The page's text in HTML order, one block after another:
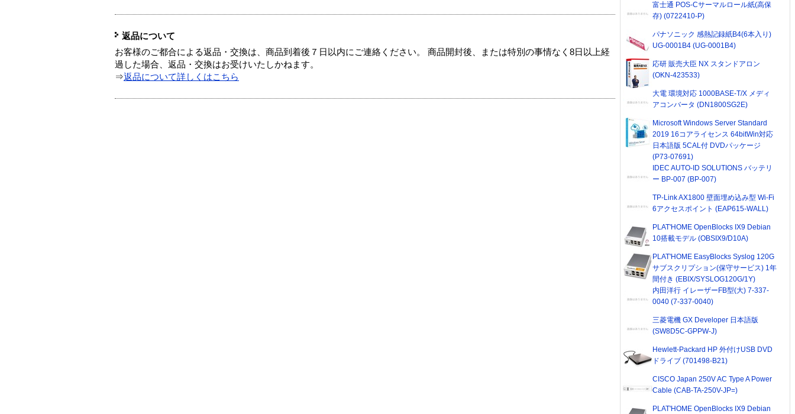
返品について
お客様のご都合による返品・交換は、商品到着後７日以内にご連絡ください。 商品開封後、または特別の事情なく8日以上経
過した場合、返品・交換はお受けいたしかねます。
⇒返品について詳しくはこちら
富士通 POS-Cサーマルロール紙(高保
存) (0722410-P)
パナソニック 感熱記録紙B4(6本入り)
UG-0001B4 (UG-0001B4)
応研 販売大臣 NX スタンドアロン
(OKN-423533)
大電 環境対応 1000BASE-T/X メディ
アコンバータ (DN1800SG2E)
Microsoft Windows Server Standard
2019 16コアライセンス 64bitWin対応
日本語版 5CAL付 DVDパッケージ
(P73-07691)
IDEC AUTO-ID SOLUTIONS バッテリ
ー BP-007 (BP-007)
TP-Link AX1800 壁面埋め込み型 Wi-Fi
6アクセスポイント (EAP615-WALL)
PLAT'HOME OpenBlocks IX9 Debian
10搭載モデル (OBSIX9/D10A)
PLAT'HOME EasyBlocks Syslog 120G
サブスクリプション(保守サービス) 1年
間付き (EBIX/SYSLOG120G/1Y)
内田洋行 イレーザーFB型(大) 7-337-
0040 (7-337-0040)
三菱電機 GX Developer 日本語版
(SW8D5C-GPPW-J)
Hewlett-Packard HP 外付けUSB DVD
ドライブ (701498-B21)
CISCO Japan 250V AC Type A Power
Cable (CAB-TA-250V-JP=)
PLAT'HOME OpenBlocks IX9 Debian